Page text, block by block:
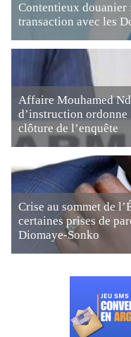
Contentieux douanier
transaction avec les
Affaire Mouhamed
d’instruction
clôture de l’enquête
Crise au sommet de
certaines prises de
Diomaye-Sonko